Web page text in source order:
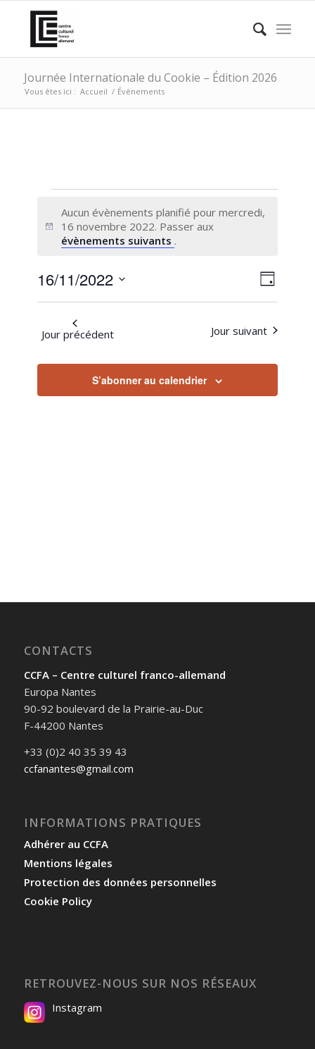
Journée Internationale du Cookie – Édition 2026
Vous êtes ici : Accueil / Évènements
ÉVÈNEMENTS
FOR
MERCREDI,
16
NOVEMBRE
2022
Notice
Aucun évènements planifié pour mercredi,
16 novembre 2022. Passer aux
évènements suivants .
PAR
de
vues
Jour
16/11/2022
date.
Jour précédent Jour suivant
S’abonner au calendrier
CONTACTS
CCFA – Centre culturel franco-allemand
Europa Nantes
90-92 boulevard de la Prairie-au-Duc
F-44200 Nantes
+33 (0)2 40 35 39 43
ccfanantes@gmail.com
INFORMATIONS PRATIQUES
Adhérer au CCFA
Mentions légales
Protection des données personnelles
Cookie Policy
RETROUVEZ-NOUS SUR NOS RÉSEAUX
Instagram